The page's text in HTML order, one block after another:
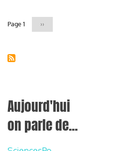
Page 1
Page
››
Aujourd'hui
on parle de...